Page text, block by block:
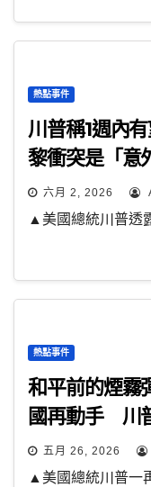
熱點事件
川普稱1週內
黎衝突是「意
六月 2, 2026
▲美國總統川普透
熱點事件
和平前的煙霧
國再動手 川
五月 26, 2026
▲美國總統川普一